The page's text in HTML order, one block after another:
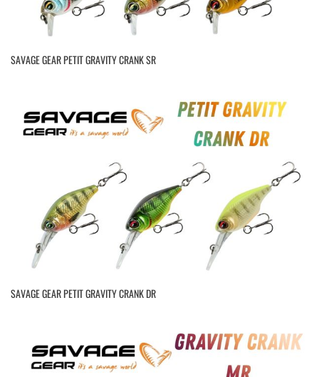
SAVAGE GEAR PETIT GRAVITY CRANK SR
SAVAGE GEAR PETIT GRAVITY CRANK DR